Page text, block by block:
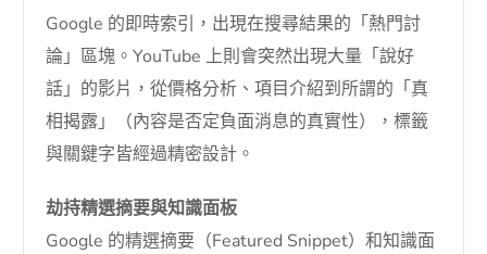
Google 的即時索引，出現在搜尋結果的「熱門討
論」區塊。YouTube 上則會突然出現大量「說好
話」的影片，從價格分析、項目介紹到所謂的「真
相揭露」（內容是否定負面消息的真實性），標籤
與關鍵字皆經過精密設計。
劫持精選摘要與知識面板
Google 的精選摘要（Featured Snippet）和知識面